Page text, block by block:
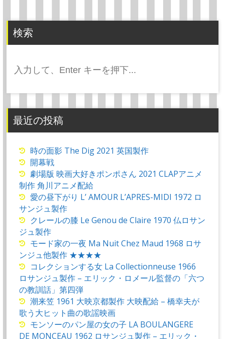
ョ
ン
検索
索:
最近の投稿
時の面影 The Dig 2021 英国製作
開幕戦
劇場版 映画大好きポンポさん 2021 CLAPアニメ
制作 角川アニメ配給
愛の昼下がり L’ AMOUR L’APRES-MIDI 1972 ロ
サンジュ製作
クレールの膝 Le Genou de Claire 1970 仏ロサン
ジュ製作
モード家の一夜 Ma Nuit Chez Maud 1968 ロサ
ンジュ他製作 ★★★★
コレクションする女 La Collectionneuse 1966
ロサンジュ製作 – エリック・ロメール監督の「六つ
の教訓話」第四弾
潮来笠 1961 大映京都製作 大映配給 – 橋幸夫が
歌う大ヒット曲の歌謡映画
モンソーのパン屋の女の子 LA BOULANGERE
DE MONCEAU 1962 ロサンジュ製作 – エリック・